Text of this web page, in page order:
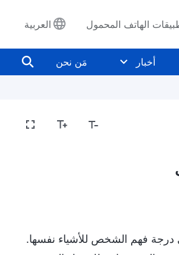
الهاتف المحمول العربية
أخبار مَن نحن
درجة فهم الشخص للأشياء نفسها.